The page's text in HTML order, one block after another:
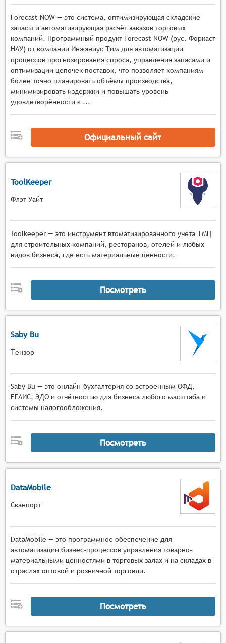
объектов инвентаризации в режиме реального
времени,
реализация механизмов контроля за сроками
проведения плановых инвентаризаций и
технического обслуживания объектов,
обеспечение возможности фиксации
результатов инвентаризационных проверок и
выявления расхождений между учётными
данными и фактическим наличием объектов.
Forecast NOW — это система, оптимизирующая складские
запасы и автоматизирующая расчёт заказов торговых
компаний. Программный продукт Forecast NOW (рус. Форкаст
НАУ) от компании Инжэниус Тим для автоматизации
процессов прогнозирования спроса, управления запасами и
оптимизации цепочек поставок, что позволяет компаниям
более точно планировать объёмы производства,
минимизировать издержки и повышать уровень
удовлетворённости к ...
Официальный сайт
ToolKeeper
Флэт Уайт
Toolkeeper — это инструмент втоматизированного учёта ТМЦ
для строительных компаний, ресторанов, отелей и любых
видов бизнеса, где есть материальные ценности.
Посмотреть
Saby Bu
Тензор
Saby Bu — это онлайн-бухгалтерия со встроенным ОФД,
ЕГАИС, ЭДО и отчётностью для бизнеса любого масштаба и
системы налогообложения.
Посмотреть
DataMobile
Сканпорт
DataMobile — это программное обеспечение для
автоматизации бизнес-процессов управления товарно-
материальными ценностями в торговых залах и на складах в
отраслях оптовой и розничной торговли.
Посмотреть